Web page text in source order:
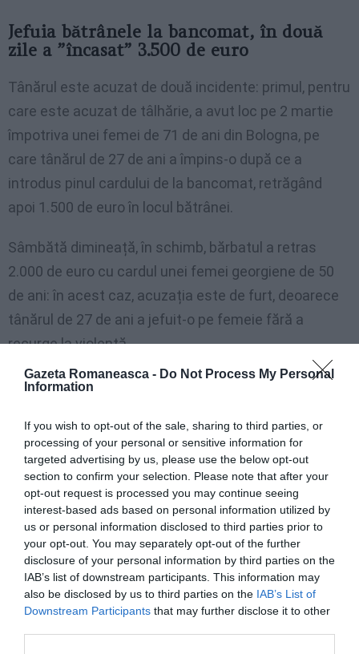
Gazeta Romaneasca - Do Not Process My Personal
Information
If you wish to opt-out of the sale, sharing to third parties, or
processing of your personal or sensitive information for
targeted advertising by us, please use the below opt-out
section to confirm your selection. Please note that after your
opt-out request is processed you may continue seeing
interest-based ads based on personal information utilized by
us or personal information disclosed to third parties prior to
your opt-out. You may separately opt-out of the further
disclosure of your personal information by third parties on the
IAB’s list of downstream participants. This information may
also be disclosed by us to third parties on the IAB’s List of
Downstream Participants that may further disclose it to other
Jefuia bătrânele la bancomat, în două
zile a ”încasat” 3.500 de euro
Tânărul este acuzat de două incidente: primul, pentru
care este acuzat de tâlhărie, a avut loc pe 2 martie
împotriva unei femei de 71 de ani din Bologna, pe
care tânărul de 27 de ani a împins-o după ce a
introdus pinul cardului de la bancomat, retrăgând
apoi 1.500 de euro în locul bătrânei.
Sâmbătă dimineață, în schimb, bărbatul a retras
2.000 de euro cu cardul unei femei georgiene de 50
de ani: în acest caz, acuzația este de furt, deoarece
tânărul de 27 de ani a jefuit-o pe femeie fără a
recurge la violență.
Carabinierilor, victimele l-au descris pe autorul faptei
înălțime medie și de constituție subțire”.
Eliberat din închisoare în decembrie
Când a fost oprit de polițiști, bărbatul de 27 de ani
avea asupra sa 600 de euro, care păreau să fi fost
‘furați recent, cu același mod de operare, de la o altă
victimă, care este încă în curs de identificare’.
Investigațiile ulterioare au arătat că tânărul,„cu